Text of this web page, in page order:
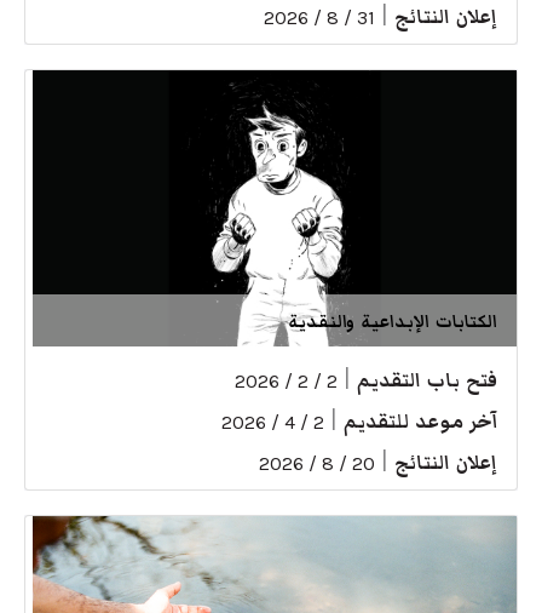
إعلان النتائج 31 / 8 / 2026
الكتابات الإبداعية والنقدية
فتح باب التقديم 2 / 2 / 2026
آخر موعد للتقديم 2 / 4 / 2026
إعلان النتائج 20 / 8 / 2026